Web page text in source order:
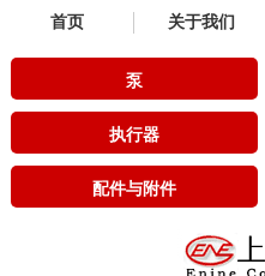
首页 关于我们
泵
执行器
配件与附件